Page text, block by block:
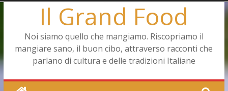
Il Grand Food
Noi siamo quello che mangiamo. Riscopriamo il
mangiare sano, il buon cibo, attraverso racconti che
parlano di cultura e delle tradizioni Italiane